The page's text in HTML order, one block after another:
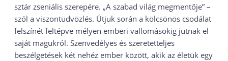
sztár zseniális szerepére. „A szabad világ megmentője” –
szól a viszontüdvözlés. Útjuk során a kölcsönös csodálat
felszínét feltépve mélyen emberi vallomásokig jutnak el
saját magukról. Szenvedélyes és szeretetteljes
beszélgetések két nehéz ember között, akik az életük egy